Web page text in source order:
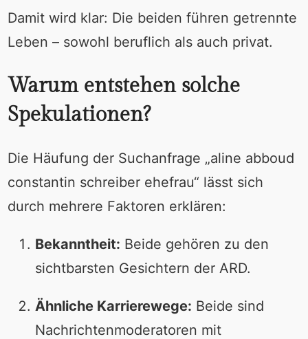
Damit wird klar: Die beiden führen getrennte
Leben – sowohl beruflich als auch privat.
Warum entstehen solche
Spekulationen?
Die Häufung der Suchanfrage „aline abboud
constantin schreiber ehefrau“ lässt sich
durch mehrere Faktoren erklären:
Bekanntheit: Beide gehören zu den
sichtbarsten Gesichtern der ARD.
Ähnliche Karrierewege: Beide sind
Nachrichtenmoderatoren mit